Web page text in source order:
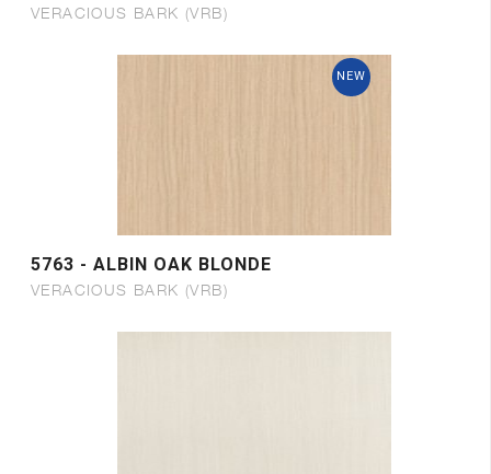
VERACIOUS BARK (VRB)
NEW
5763 - ALBIN OAK BLONDE
VERACIOUS BARK (VRB)